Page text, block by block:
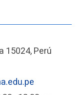
15024, Perú